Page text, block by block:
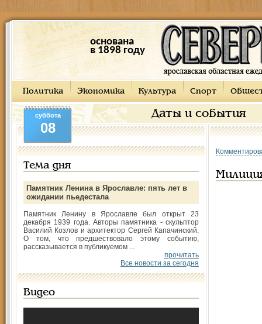
основана
в 1898 году
Политика Экономика Культура Спорт
Даты и события
суббота
08
Тема дня
Памятник Ленина в Ярославле: пять лет в
ожидании пьедестала
Памятник Ленину в Ярославле был открыт 23
декабря 1939 года. Авторы памятника - скульптор
Василий Козлов и архитектор Сергей Капачинский.
О том, что предшествовало этому событию,
рассказывается в публикуемом ...
прочитать
Все новости за сегодня
Видео